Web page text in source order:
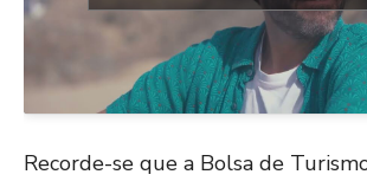
Recorde-se que a Bolsa de